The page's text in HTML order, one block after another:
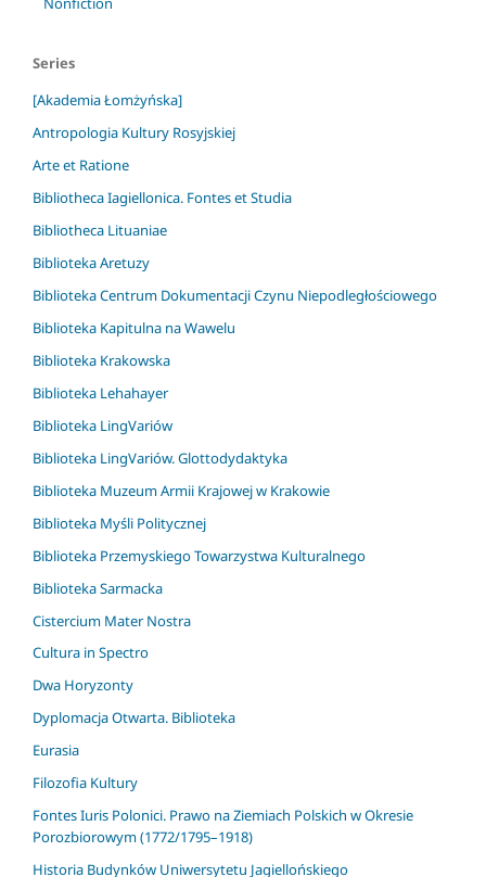
Series
[Akademia Łomżyńska]
Antropologia Kultury Rosyjskiej
Arte et Ratione
Bibliotheca Iagiellonica. Fontes et Studia
Bibliotheca Lituaniae
Biblioteka Aretuzy
Biblioteka Centrum Dokumentacji Czynu Niepodległościowego
Biblioteka Kapitulna na Wawelu
Biblioteka Krakowska
Biblioteka Lehahayer
Biblioteka LingVariów
Biblioteka LingVariów. Glottodydaktyka
Biblioteka Muzeum Armii Krajowej w Krakowie
Biblioteka Myśli Politycznej
Biblioteka Przemyskiego Towarzystwa Kulturalnego
Biblioteka Sarmacka
Cistercium Mater Nostra
Cultura in Spectro
Dwa Horyzonty
Dyplomacja Otwarta. Biblioteka
Eurasia
Filozofia Kultury
Fontes Iuris Polonici. Prawo na Ziemiach Polskich w Okresie
Porozbiorowym (1772/1795–1918)
Historia Budynków Uniwersytetu Jagiellońskiego